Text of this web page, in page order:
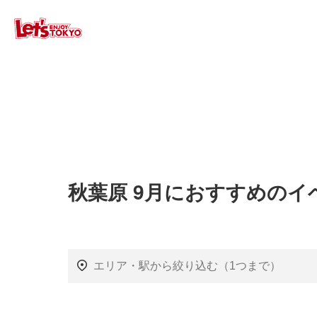
秋葉原 9月におすすめのイ